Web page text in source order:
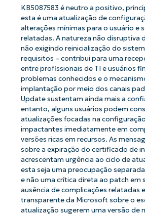
KB5087583 é neutro a positivo,
esta é uma atualização de
alterações mínimas para o usuário e
relatadas. A natureza não disruptiva
não exigindo reinicialização do
requisitos – contribui para uma
entre profissionais de TI e usuários
problemas conhecidos e o
implantação por meio dos canais
Update sustentam ainda mais a
entanto, alguns usuários podem
atualizações focadas na
impactantes imediatamente em
versões ricas em recursos. As
sobre a expiração do certificado de
acrescentam urgência ao ciclo de
esta seja uma preocupação
e não uma crítica direta ao patch em
ausência de complicações relatadas
transparente da Microsoft sobre o
atualização sugerem uma versão de